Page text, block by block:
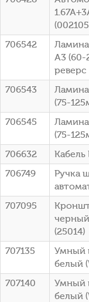
706542
A3
реверс
706543
(75-
706545
(75-
706632
706749
Ручка
707095
(25014)
707135
Умный
белый
707140
Умный
белый